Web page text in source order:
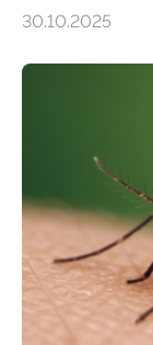
Landpflanzen
Grünalgen, die
lebten. Unter
die noch
dieser Gruppe
mit
nächsten…
30.10.2025